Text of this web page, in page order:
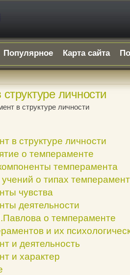
Популярное Карта сайта
личности
в структуре личности
в структуре личности
о темпераменте
темперамента
о типах
чувства
деятельности
о темпераменте
и их
и деятельность
и характер